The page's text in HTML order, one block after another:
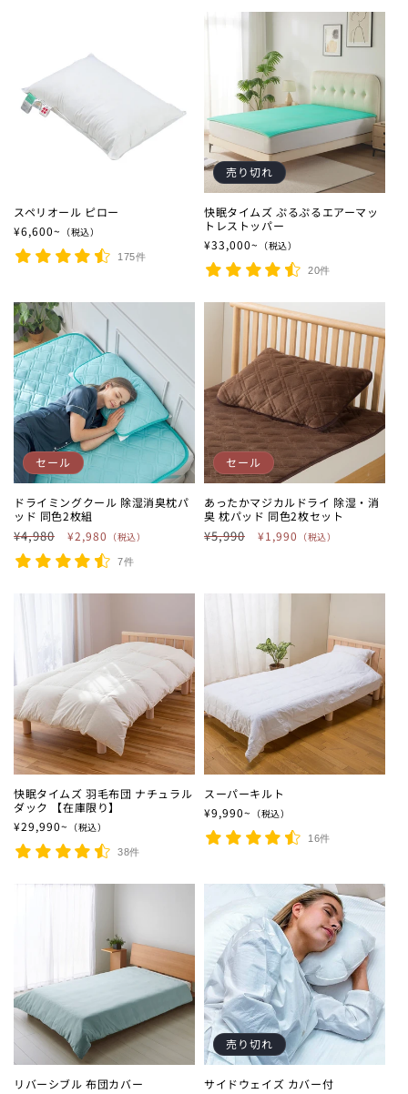
スペリオール ピロー
通常価格
¥6,600~ （税込）
175件
売り切れ
快眠タイムズ ぷるぷるエアーマッ
トレストッパー
通常価格
¥33,000~ （税込）
20件
セール
ドライミングクール 除湿消臭枕パ
ッド 同色2枚組
通常価格
¥4,980 セール価格
¥2,980 （税込）
7件
セール
あったかマジカルドライ 除湿・消
臭 枕パッド 同色2枚セット
通常価格
¥5,990 セール価格
¥1,990 （税込）
快眠タイムズ 羽毛布団 ナチュラル
ダック 【在庫限り】
通常価格
¥29,990~ （税込）
38件
スーパーキルト
通常価格
¥9,990~ （税込）
16件
リバーシブル 布団カバー
売り切れ
サイドウェイズ カバー付